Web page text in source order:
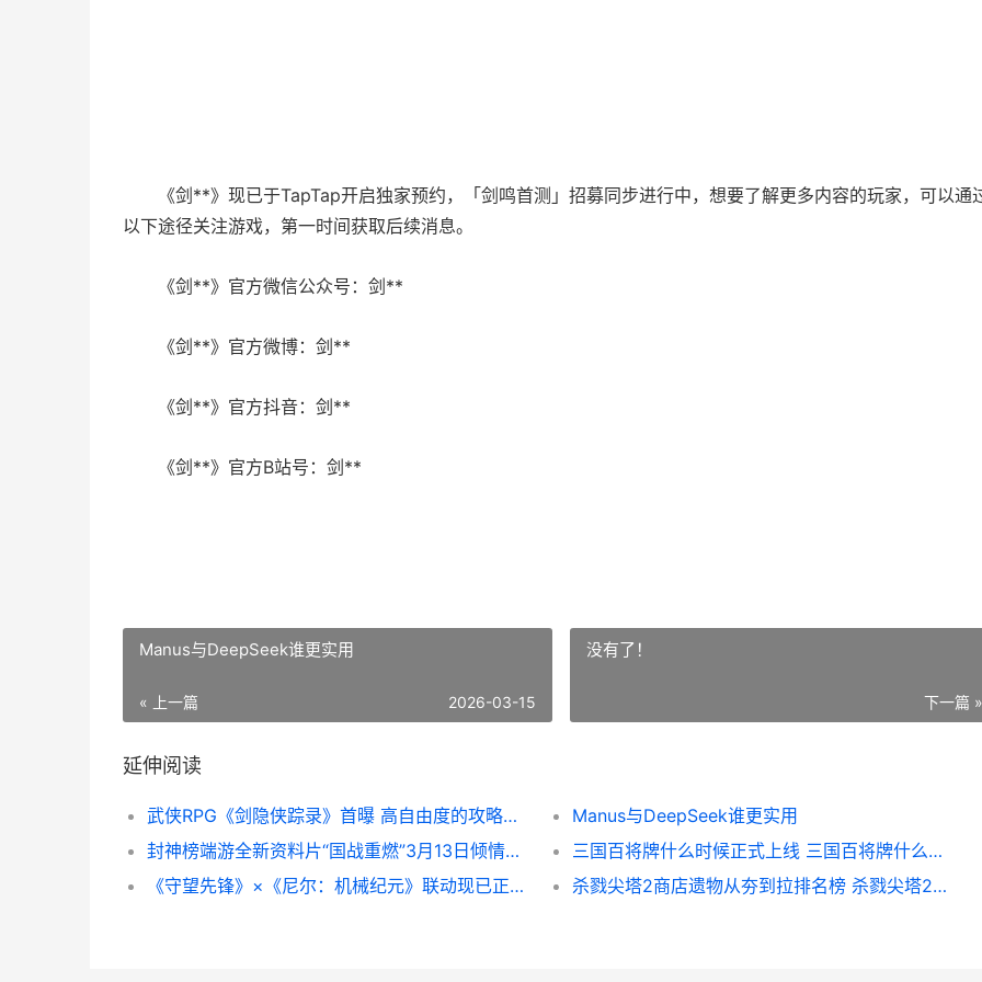
《剑**》现已于TapTap开启独家预约，「剑鸣首测」招募同步进行中，想要了解更多内容的玩家，可以通
以下途径关注游戏，第一时间获取后续消息。
《剑**》官方微信公众号：剑**
《剑**》官方微博：剑**
《剑**》官方抖音：剑**
《剑**》官方B站号：剑**
Manus与DeepSeek谁更实用
« 上一篇 2026-03-15
没有了！
下一篇 »
延伸阅读
武侠RPG《剑隐侠踪录》首曝 高自由度的攻略回合制战斗 剑隐江湖第一侠女
Manus与DeepSeek谁更实用
封神榜端游全新资料片“国战重燃”3月13日倾情上线 封神榜2020好玩吗
三国百将牌什么时候正式上线 三国百将牌什么时候更新
《守望先锋》×《尼尔：机械纪元》联动现已正式最初 “守望先锋”
杀戮尖塔2商店遗物从夯到拉排名榜 杀戮尖塔2商店遗物